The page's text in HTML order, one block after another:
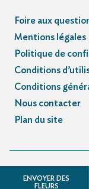
ENVOYER DES
FLEURS
Foire aux
Mentions légales
Politique de
Conditions
Conditions
Nous contacter
Plan du site
©